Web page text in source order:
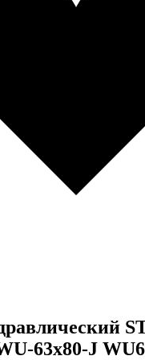
63x80-J